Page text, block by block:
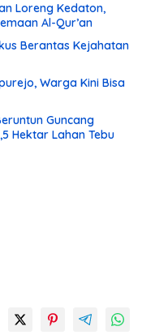
Loreng Kedaton,
Al-Qur’an
Berantas Kejahatan
Warga Kini Bisa
Guncang
Hektar Lahan Tebu